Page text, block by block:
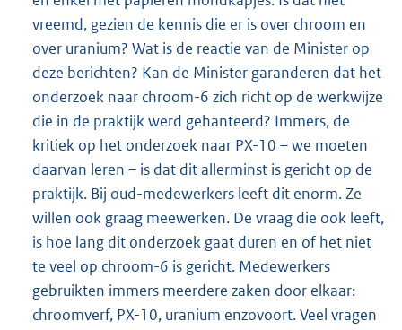
vreemd, gezien de kennis die er is over chroom en
over uranium? Wat is de reactie van de Minister op
deze berichten? Kan de Minister garanderen dat het
onderzoek naar chroom-6 zich richt op de werkwijze
die in de praktijk werd gehanteerd? Immers, de
kritiek op het onderzoek naar PX-10 – we moeten
daarvan leren – is dat dit allerminst is gericht op de
praktijk. Bij oud-medewerkers leeft dit enorm. Ze
willen ook graag meewerken. De vraag die ook leeft,
is hoe lang dit onderzoek gaat duren en of het niet
te veel op chroom-6 is gericht. Medewerkers
gebruikten immers meerdere zaken door elkaar:
chroomverf, PX-10, uranium enzovoort. Veel vragen